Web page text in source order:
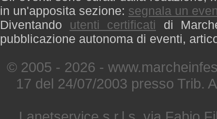
in un'apposita sezione: segnala un
Diventando utenti certificati di
pubblicazione autonoma di eventi,
© 2005 - 2026 -
17 del 24/07/2003 presso Trib.